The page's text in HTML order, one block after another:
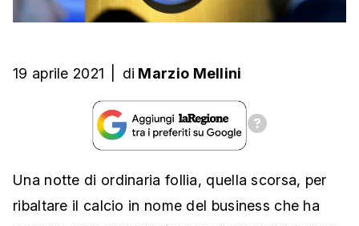
19 aprile 2021 di Marzio Mellini
Una notte di ordinaria follia, quella scorsa, per
ribaltare il calcio in nome del business che ha